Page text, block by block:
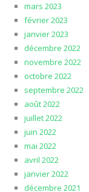
mars 2023
février 2023
janvier 2023
décembre 2022
novembre 2022
octobre 2022
septembre 2022
août 2022
juillet 2022
juin 2022
mai 2022
avril 2022
janvier 2022
décembre 2021